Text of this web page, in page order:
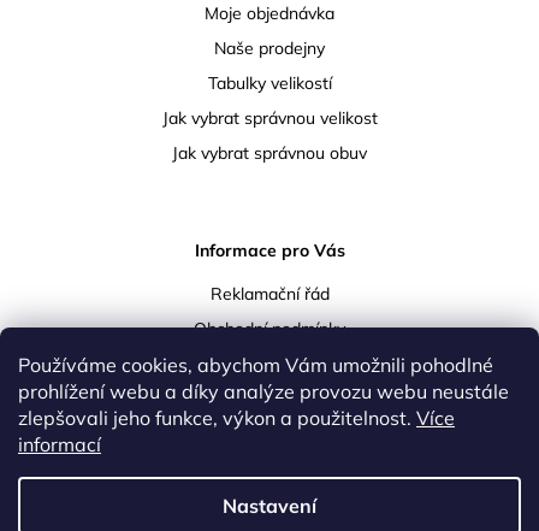
Používáme cookies, abychom Vám umožnili pohodlné
prohlížení webu a díky analýze provozu webu neustále
zlepšovali jeho funkce, výkon a použitelnost. Více
informací
Nastavení
Moje objednávka
Naše prodejny
Tabulky velikostí
Jak vybrat správnou velikost
Jak vybrat správnou obuv
Informace pro Vás
Reklamační řád
Obchodní podmínky
Podmínky ochrany osobních údajů
Doprava a platba
Vrácení a reklamace zboží